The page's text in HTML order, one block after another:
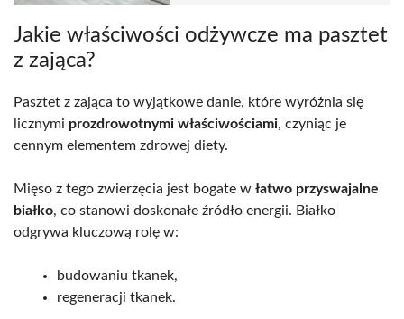
Jakie właściwości odżywcze ma pasztet
z zająca?
Pasztet z zająca to wyjątkowe danie, które wyróżnia się
licznymi prozdrowotnymi właściwościami, czyniąc je
cennym elementem zdrowej diety.
Mięso z tego zwierzęcia jest bogate w łatwo przyswajalne
białko, co stanowi doskonałe źródło energii. Białko
odgrywa kluczową rolę w:
budowaniu tkanek,
regeneracji tkanek.